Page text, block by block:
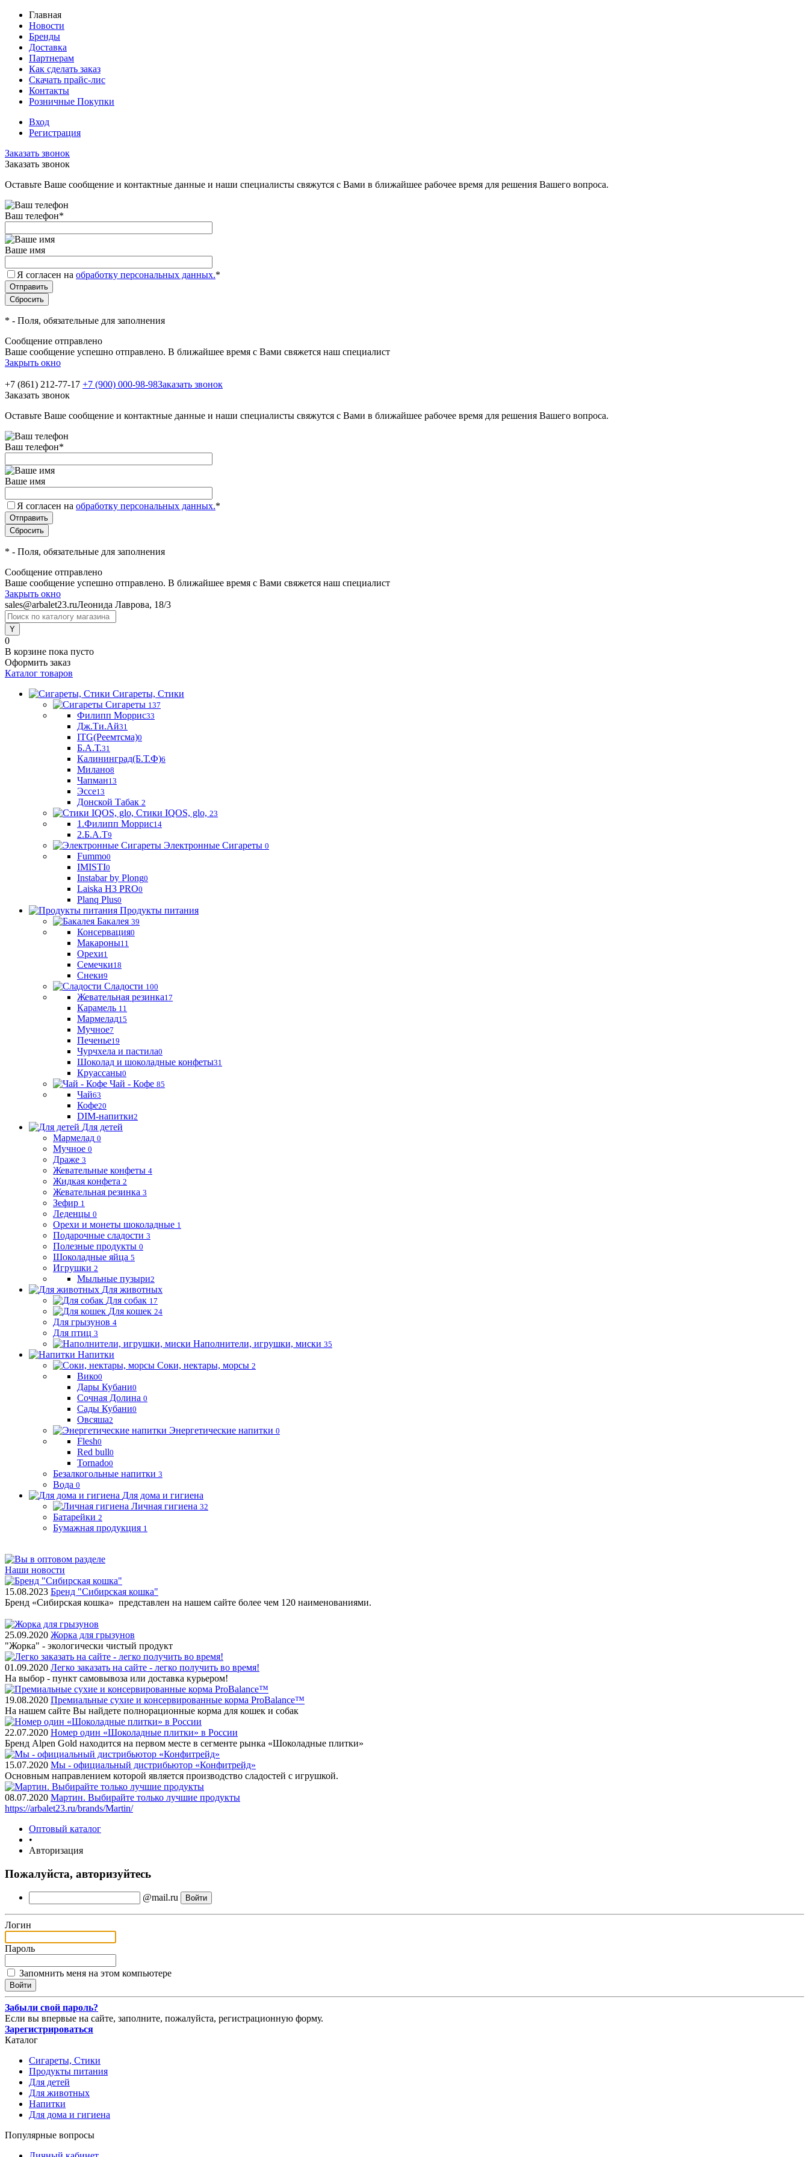
Главная
Новости
Бренды
Доставка
Партнерам
Как сделать заказ
Скачать прайс-лис
Контакты
Розничные Покупки
Вход
Регистрация
Заказать звонок
Заказать звонок
Оставьте Ваше сообщение и контактные данные и наши специалисты свяжутся с Вами в ближайшее рабочее время для решения Вашего вопроса.
Ваш телефон*
Ваше имя
Я согласен на обработку персональных данных.*
* - Поля, обязательные для заполнения
Сообщение отправлено
Ваше сообщение успешно отправлено. В ближайшее время с Вами свяжется наш специалист
Закрыть окно
+7 (861) 212-77-17 +7 (900) 000-98-98Заказать звонок
Заказать звонок
Оставьте Ваше сообщение и контактные данные и наши специалисты свяжутся с Вами в ближайшее рабочее время для решения Вашего вопроса.
Ваш телефон*
Ваше имя
Я согласен на обработку персональных данных.*
* - Поля, обязательные для заполнения
Сообщение отправлено
Ваше сообщение успешно отправлено. В ближайшее время с Вами свяжется наш специалист
Закрыть окно
sales@arbalet23.ruЛеонида Лаврова, 18/3
0
В корзине пока пусто
Оформить заказ
Каталог товаров
Сигареты, Стики
Сигареты 137
Филипп Моррис33
Дж.Ти.Ай31
ITG(Реемтсма)0
Б.А.Т.31
Калининград(Б.Т.Ф)6
Милано8
Чапман13
Эссе13
Донской Табак 2
Стики IQOS, glo, 23
1.Филипп Моррис14
2.Б.А.Т9
Электронные Сигареты 0
Fummo0
IMISTI0
Instabar by Plong0
Laiska H3 PRO0
Planq Plus0
Продукты питания
Бакалея 39
Консервация0
Макароны11
Орехи1
Семечки18
Снеки9
Сладости 100
Жевательная резинка17
Карамель 11
Мармелад15
Мучное7
Печенье19
Чурчхела и пастила0
Шоколад и шоколадные конфеты31
Круассаны0
Чай - Кофе 85
Чай63
Кофе20
DIM-напитки2
Для детей
Мармелад 0
Мучное 0
Драже 3
Жевательные конфеты 4
Жидкая конфета 2
Жевательная резинка 3
Зефир 1
Леденцы 0
Орехи и монеты шоколадные 1
Подарочные сладости 3
Полезные продукты 0
Шоколадные яйца 5
Игрушки 2
Мыльные пузыри2
Для животных
Для собак 17
Для кошек 24
Для грызунов 4
Для птиц 3
Наполнители, игрушки, миски 35
Напитки
Соки, нектары, морсы 2
Вико0
Дары Кубани0
Сочная Долина 0
Сады Кубани0
Овсяша2
Энергетические напитки 0
Flesh0
Red bull0
Tornado0
Безалкогольные напитки 3
Вода 0
Для дома и гигиена
Личная гигиена 32
Батарейки 2
Бумажная продукция 1
Наши новости
15.08.2023 Бренд "Сибирская кошка"
Бренд «Сибирская кошка» представлен на нашем сайте более чем 120 наименованиями.
25.09.2020 Жорка для грызунов
"Жорка" - экологически чистый продукт
01.09.2020 Легко заказать на сайте - легко получить во время!
На выбор - пункт самовывоза или доставка курьером!
19.08.2020 Премиальные сухие и консервированные корма ProBalance™
На нашем сайте Вы найдете полнорационные корма для кошек и собак
22.07.2020 Номер один «Шоколадные плитки» в России
Бренд Alpen Gold находится на первом месте в сегменте рынка «Шоколадные плитки»
15.07.2020 Мы - официальный дистрибьютор «Конфитрейд»
Основным направлением которой является производство сладостей с игрушкой.
08.07.2020 Мартин. Выбирайте только лучшие продукты
https://arbalet23.ru/brands/Martin/
Оптовый каталог
•
Авторизация
Пожалуйста, авторизуйтесь
@mail.ru
Логин
Пароль
Запомнить меня на этом компьютере
Забыли свой пароль?
Если вы впервые на сайте, заполните, пожалуйста, регистрационную форму.
Зарегистрироваться
Каталог
Сигареты, Стики
Продукты питания
Для детей
Для животных
Напитки
Для дома и гигиена
Популярные вопросы